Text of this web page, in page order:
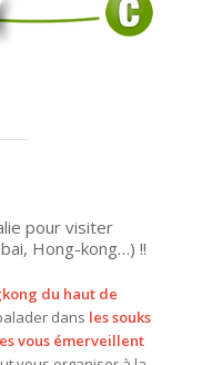
pour visiter
Hong-kong…) !!
du haut de
dans les souks
vous émerveillent